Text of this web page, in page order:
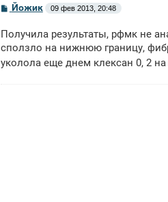
С
б
щ
е
н
Йожик 09 фев 2013, 20:48
Получила результаты, рфмк не
сползло на нижнюю границу,
уколола еще днем клексан 0, 2 на